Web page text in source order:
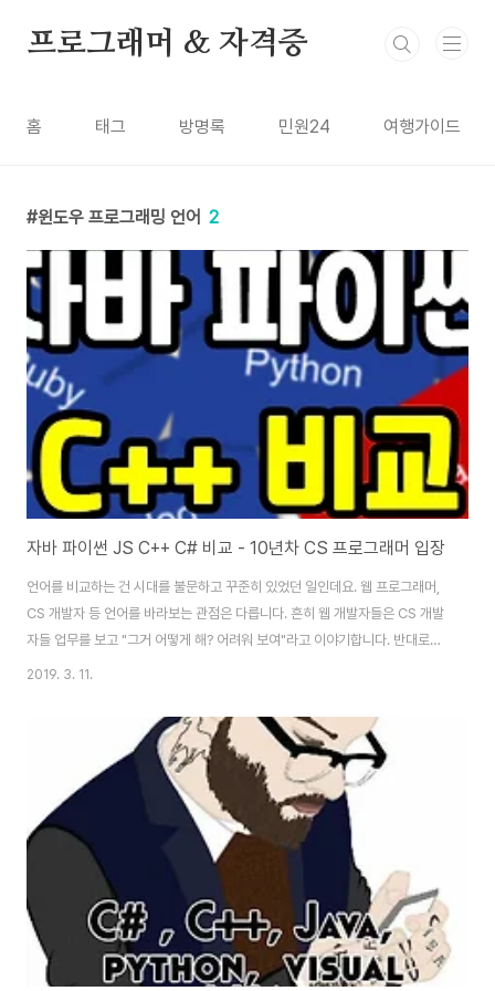
프로그래머 & 자격증
홈 태그 방명록 민원24 여행가이드
윈도우 프로그래밍 언어 2
자바 파이썬 JS C++ C# 비교 - 10년차 CS 프로그래머 입장
언어를 비교하는 건 시대를 불문하고 꾸준히 있었던 일인데요. 웹 프로그래머,
CS 개발자 등 언어를 바라보는 관점은 다릅니다. 흔히 웹 개발자들은 CS 개발
자들 업무를 보고 "그거 어떻게 해? 어려워 보여"라고 이야기합니다. 반대로
CS 개발자들은 웹 프로그래머들을 보며 "그거 어떻게 해? 어려워 보여"라고
니다. 옳다 그르다, 맞다 틀리다 문제라기보단 분야가 다르다 보니 시야가 다른
건데요. 오늘은 그 이야기를 조금 해보려고 합니다. 모 개발자 게시판에서 읽은
글인데, 다른 분이 적은 글은 회색 바탕이며, 제 의견은 그 아래 흰 바탕글입니
다. ▷ Java 안드로이드 쪽 하다가 넘어오는 사람에겐 익숙해서 좋음. 범용 언
어라서 특..
2019. 3. 11.